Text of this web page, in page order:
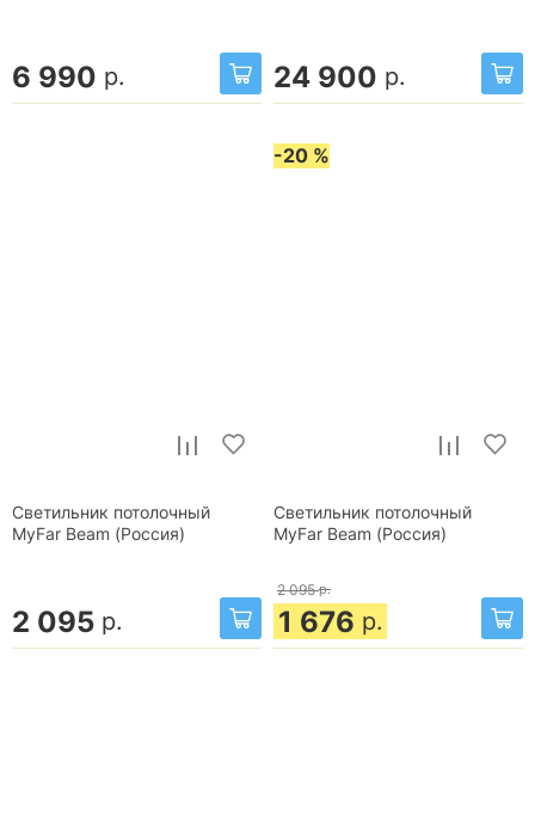
6 990 р. 24 900 р.
Светильник потолочный
MyFar Beam (Россия)
2 095 р.
-20 %
Светильник потолочный
MyFar Beam (Россия)
2 095 р.
1 676 р.